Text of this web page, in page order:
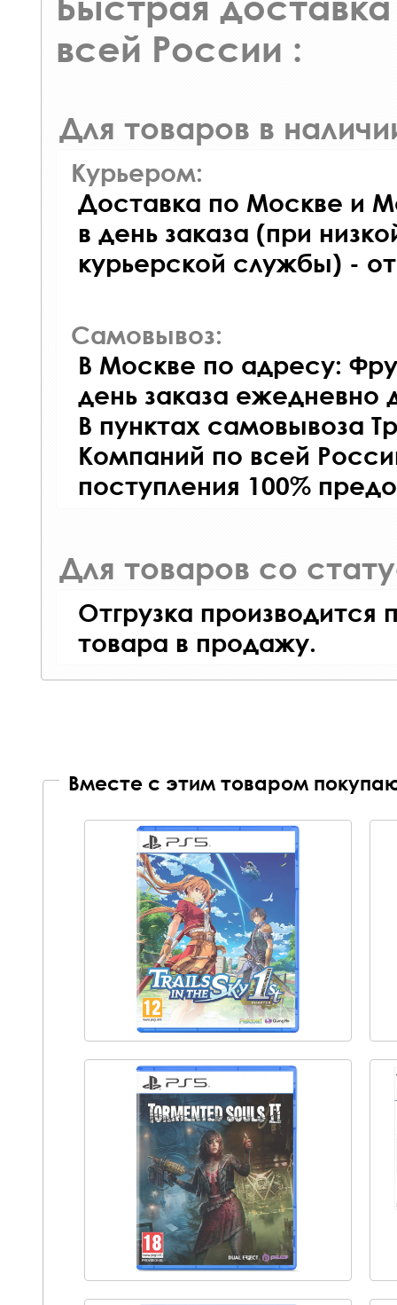
всей России :
Для товаров в
Курьером:
Доставка по Москве и
в день заказа (при
курьерской службы) -
Самовывоз:
В Москве по адресу:
день заказа ежедневно
В пунктах самовывоза
Компаний по всей
поступления 100%
Для товаров со
Отгрузка производится
товара в продажу.
Вместе с этим товаром